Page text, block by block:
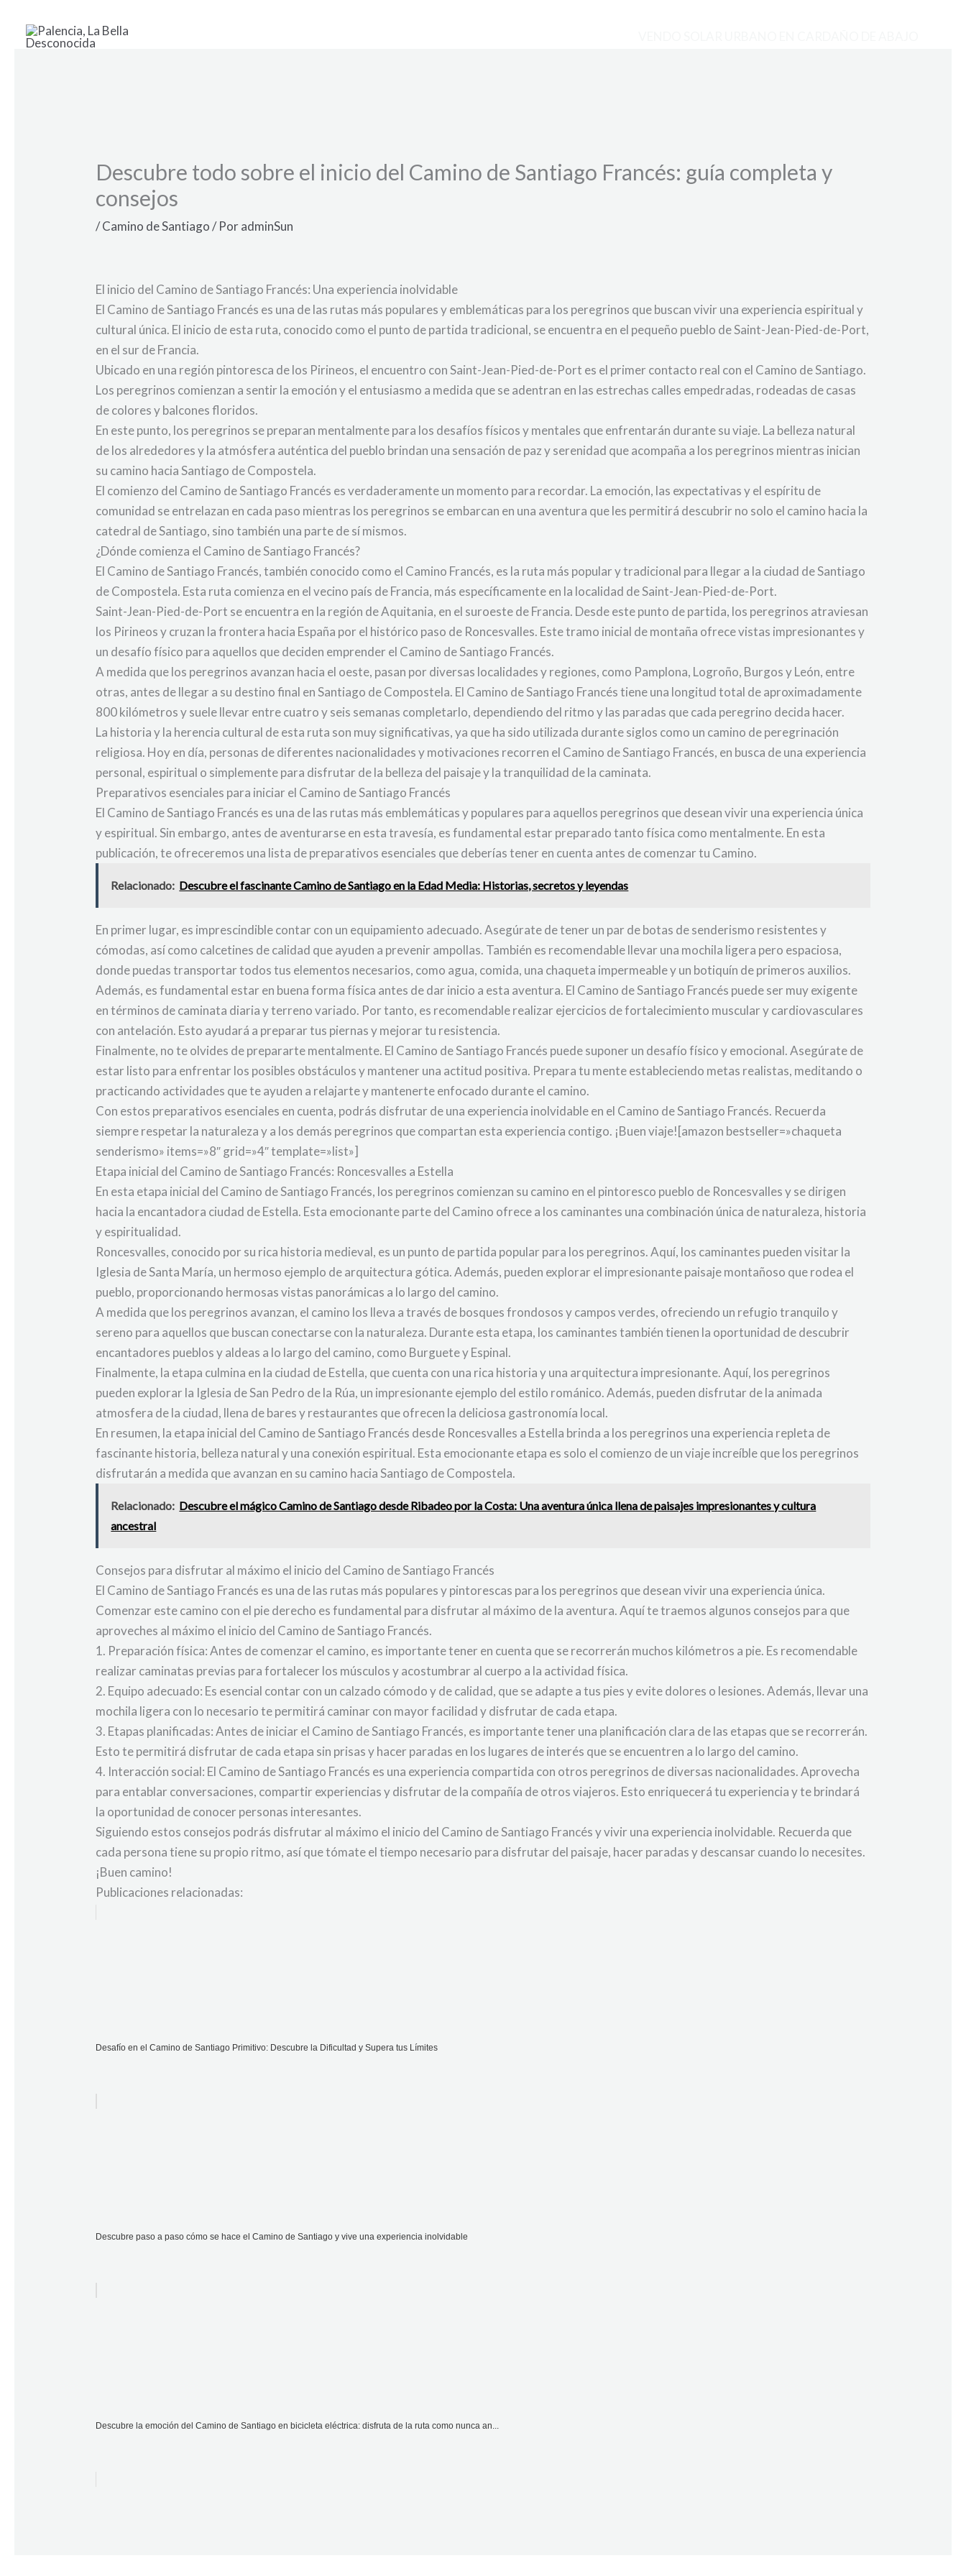
contenido
Descubre todo sobre el inicio del Camino de Santiago Francés: guía completa y
consejos
/Camino de Santiago/ PoradminSun
El inicio del Camino de Santiago Francés: Una experiencia inolvidable
El Camino de Santiago Francés es una de las rutas más populares y emblemáticas para los peregrinos que buscan vivir una experiencia espiritual y
cultural única. El inicio de esta ruta, conocido como el punto de partida tradicional, se encuentra en el pequeño pueblo de Saint-Jean-Pied-de-Port,
en el sur de Francia.
Ubicado en una región pintoresca de los Pirineos, el encuentro con Saint-Jean-Pied-de-Port es el primer contacto real con el Camino de Santiago.
Los peregrinos comienzan a sentir la emoción y el entusiasmo a medida que se adentran en las estrechas calles empedradas, rodeadas de casas
de colores y balcones floridos.
En este punto, los peregrinos se preparan mentalmente para los desafíos físicos y mentales que enfrentarán durante su viaje. La belleza natural
de los alrededores y la atmósfera auténtica del pueblo brindan una sensación de paz y serenidad que acompaña a los peregrinos mientras inician
su camino hacia Santiago de Compostela.
El comienzo del Camino de Santiago Francés es verdaderamente un momento para recordar. La emoción, las expectativas y el espíritu de
comunidad se entrelazan en cada paso mientras los peregrinos se embarcan en una aventura que les permitirá descubrir no solo el camino hacia la
catedral de Santiago, sino también una parte de sí mismos.
¿Dónde comienza el Camino de Santiago Francés?
El Camino de Santiago Francés, también conocido como el Camino Francés, es la ruta más popular y tradicional para llegar a la ciudad de Santiago
de Compostela. Esta ruta comienza en el vecino país de Francia, más específicamente en la localidad de Saint-Jean-Pied-de-Port.
Saint-Jean-Pied-de-Port se encuentra en la región de Aquitania, en el suroeste de Francia. Desde este punto de partida, los peregrinos atraviesan
los Pirineos y cruzan la frontera hacia España por el histórico paso de Roncesvalles. Este tramo inicial de montaña ofrece vistas impresionantes y
un desafío físico para aquellos que deciden emprender el Camino de Santiago Francés.
A medida que los peregrinos avanzan hacia el oeste, pasan por diversas localidades y regiones, como Pamplona, Logroño, Burgos y León, entre
otras, antes de llegar a su destino final en Santiago de Compostela. El Camino de Santiago Francés tiene una longitud total de aproximadamente
800 kilómetros y suele llevar entre cuatro y seis semanas completarlo, dependiendo del ritmo y las paradas que cada peregrino decida hacer.
La historia y la herencia cultural de esta ruta son muy significativas, ya que ha sido utilizada durante siglos como un camino de peregrinación
religiosa. Hoy en día, personas de diferentes nacionalidades y motivaciones recorren el Camino de Santiago Francés, en busca de una experiencia
personal, espiritual o simplemente para disfrutar de la belleza del paisaje y la tranquilidad de la caminata.
Preparativos esenciales para iniciar el Camino de Santiago Francés
El Camino de Santiago Francés es una de las rutas más emblemáticas y populares para aquellos peregrinos que desean vivir una experiencia única
y espiritual. Sin embargo, antes de aventurarse en esta travesía, es fundamental estar preparado tanto física como mentalmente. En esta
publicación, te ofreceremos una lista de preparativos esenciales que deberías tener en cuenta antes de comenzar tu Camino.
Relacionado: Descubre el fascinante Camino de Santiago en la Edad Media: Historias, secretos y leyendas
En primer lugar, es imprescindible contar con un equipamiento adecuado. Asegúrate de tener un par de botas de senderismo resistentes y
cómodas, así como calcetines de calidad que ayuden a prevenir ampollas. También es recomendable llevar una mochila ligera pero espaciosa,
donde puedas transportar todos tus elementos necesarios, como agua, comida, una chaqueta impermeable y un botiquín de primeros auxilios.
Además, es fundamental estar en buena forma física antes de dar inicio a esta aventura. El Camino de Santiago Francés puede ser muy exigente
en términos de caminata diaria y terreno variado. Por tanto, es recomendable realizar ejercicios de fortalecimiento muscular y cardiovasculares
con antelación. Esto ayudará a preparar tus piernas y mejorar tu resistencia.
Finalmente, no te olvides de prepararte mentalmente. El Camino de Santiago Francés puede suponer un desafío físico y emocional. Asegúrate de
estar listo para enfrentar los posibles obstáculos y mantener una actitud positiva. Prepara tu mente estableciendo metas realistas, meditando o
practicando actividades que te ayuden a relajarte y mantenerte enfocado durante el camino.
Con estos preparativos esenciales en cuenta, podrás disfrutar de una experiencia inolvidable en el Camino de Santiago Francés. Recuerda
siempre respetar la naturaleza y a los demás peregrinos que compartan esta experiencia contigo. ¡Buen viaje![amazon bestseller=»chaqueta
senderismo» items=»8″ grid=»4″ template=»list»]
Etapa inicial del Camino de Santiago Francés: Roncesvalles a Estella
En esta etapa inicial del Camino de Santiago Francés, los peregrinos comienzan su camino en el pintoresco pueblo de Roncesvalles y se dirigen
hacia la encantadora ciudad de Estella. Esta emocionante parte del Camino ofrece a los caminantes una combinación única de naturaleza, historia
y espiritualidad.
Roncesvalles, conocido por su rica historia medieval, es un punto de partida popular para los peregrinos. Aquí, los caminantes pueden visitar la
Iglesia de Santa María, un hermoso ejemplo de arquitectura gótica. Además, pueden explorar el impresionante paisaje montañoso que rodea el
pueblo, proporcionando hermosas vistas panorámicas a lo largo del camino.
A medida que los peregrinos avanzan, el camino los lleva a través de bosques frondosos y campos verdes, ofreciendo un refugio tranquilo y
sereno para aquellos que buscan conectarse con la naturaleza. Durante esta etapa, los caminantes también tienen la oportunidad de descubrir
encantadores pueblos y aldeas a lo largo del camino, como Burguete y Espinal.
Finalmente, la etapa culmina en la ciudad de Estella, que cuenta con una rica historia y una arquitectura impresionante. Aquí, los peregrinos
pueden explorar la Iglesia de San Pedro de la Rúa, un impresionante ejemplo del estilo románico. Además, pueden disfrutar de la animada
atmosfera de la ciudad, llena de bares y restaurantes que ofrecen la deliciosa gastronomía local.
En resumen, la etapa inicial del Camino de Santiago Francés desde Roncesvalles a Estella brinda a los peregrinos una experiencia repleta de
fascinante historia, belleza natural y una conexión espiritual. Esta emocionante etapa es solo el comienzo de un viaje increíble que los peregrinos
disfrutarán a medida que avanzan en su camino hacia Santiago de Compostela.
Relacionado: Descubre el mágico Camino de Santiago desde Ribadeo por la Costa: Una aventura única llena de paisajes impresionantes y cultura
ancestral
Consejos para disfrutar al máximo el inicio del Camino de Santiago Francés
El Camino de Santiago Francés es una de las rutas más populares y pintorescas para los peregrinos que desean vivir una experiencia única.
Comenzar este camino con el pie derecho es fundamental para disfrutar al máximo de la aventura. Aquí te traemos algunos consejos para que
aproveches al máximo el inicio del Camino de Santiago Francés.
1. Preparación física: Antes de comenzar el camino, es importante tener en cuenta que se recorrerán muchos kilómetros a pie. Es recomendable
realizar caminatas previas para fortalecer los músculos y acostumbrar al cuerpo a la actividad física.
2. Equipo adecuado: Es esencial contar con un calzado cómodo y de calidad, que se adapte a tus pies y evite dolores o lesiones. Además, llevar una
mochila ligera con lo necesario te permitirá caminar con mayor facilidad y disfrutar de cada etapa.
3. Etapas planificadas: Antes de iniciar el Camino de Santiago Francés, es importante tener una planificación clara de las etapas que se recorrerán.
Esto te permitirá disfrutar de cada etapa sin prisas y hacer paradas en los lugares de interés que se encuentren a lo largo del camino.
4. Interacción social: El Camino de Santiago Francés es una experiencia compartida con otros peregrinos de diversas nacionalidades. Aprovecha
para entablar conversaciones, compartir experiencias y disfrutar de la compañía de otros viajeros. Esto enriquecerá tu experiencia y te brindará
la oportunidad de conocer personas interesantes.
Siguiendo estos consejos podrás disfrutar al máximo el inicio del Camino de Santiago Francés y vivir una experiencia inolvidable. Recuerda que
cada persona tiene su propio ritmo, así que tómate el tiempo necesario para disfrutar del paisaje, hacer paradas y descansar cuando lo necesites.
¡Buen camino!
Publicaciones relacionadas:
Desafío en el Camino de Santiago Primitivo: Descubre la Dificultad y Supera tus Límites
Descubre paso a paso cómo se hace el Camino de Santiago y vive una experiencia inolvidable
Descubre la emoción del Camino de Santiago en bicicleta eléctrica: disfruta de la ruta como nunca an...